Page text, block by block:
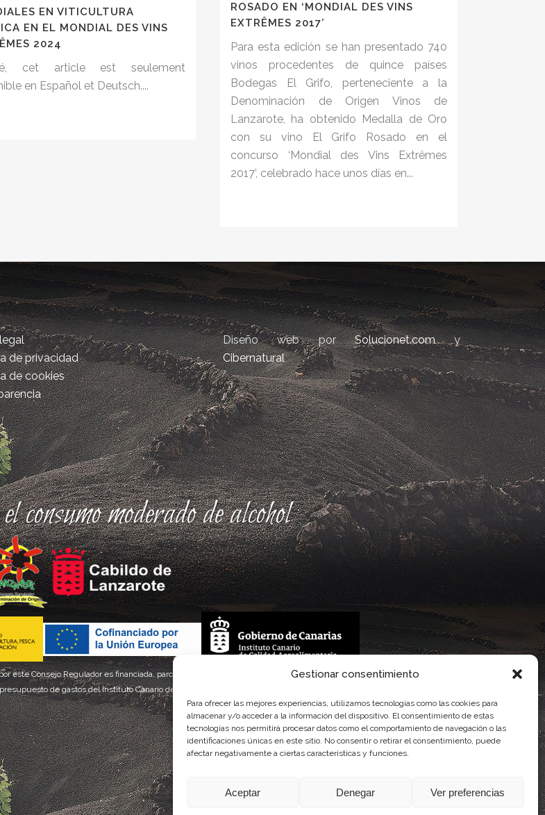
Gestionar consentimiento
Para ofrecer las mejores experiencias, utilizamos tecnologías como las cookies para
almacenar y/o acceder a la información del dispositivo. El consentimiento de estas
tecnologías nos permitirá procesar datos como el comportamiento de navegación o las
identificaciones únicas en este sitio. No consentir o retirar el consentimiento, puede
afectar negativamente a ciertas características y funciones.
Aceptar Denegar Ver preferencias
EN VITICULTURA
EN EL MONDIAL DES VINS
2024
cet article est seulement
en Español et Deutsch....
ROSADO EN ‘MONDIAL DES VINS
EXTRÊMES 2017’
Para esta edición se han presentado 740
vinos procedentes de quince países
Bodegas El Grifo, perteneciente a la
Denominación de Origen Vinos de
Lanzarote, ha obtenido Medalla de Oro
con su vino El Grifo Rosado en el
concurso ‘Mondial des Vins Extrêmes
2017’, celebrado hace unos días en...
de privacidad
de cookies
Diseño web porSolucionet.comy
Cibernatural
consumo moderado de alcohol
este Consejo Regulador es financiada, parcialmente, por el Gobierno de Canarias
de gastos del Instituto Canario de Calidad Agroalimentaria